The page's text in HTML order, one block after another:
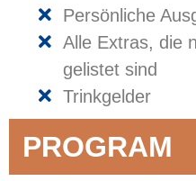
Persönliche
Alle Extras, die
gelistet sind
Trinkgelder
PROGRAM